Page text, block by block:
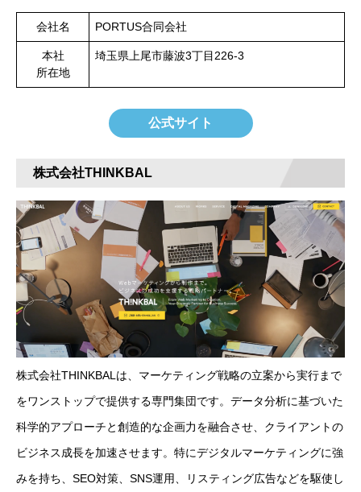
会社名 PORTUS合同会社
本社
所在地
埼玉県上尾市藤波3丁目226-3
公式サイト
株式会社THINKBAL
株式会社THINKBALは、マーケティング戦略の立案から実行まで
をワンストップで提供する専門集団です。データ分析に基づいた
科学的アプローチと創造的な企画力を融合させ、クライアントの
ビジネス成長を加速させます。特にデジタルマーケティングに強
みを持ち、SEO対策、SNS運用、リスティング広告などを駆使し